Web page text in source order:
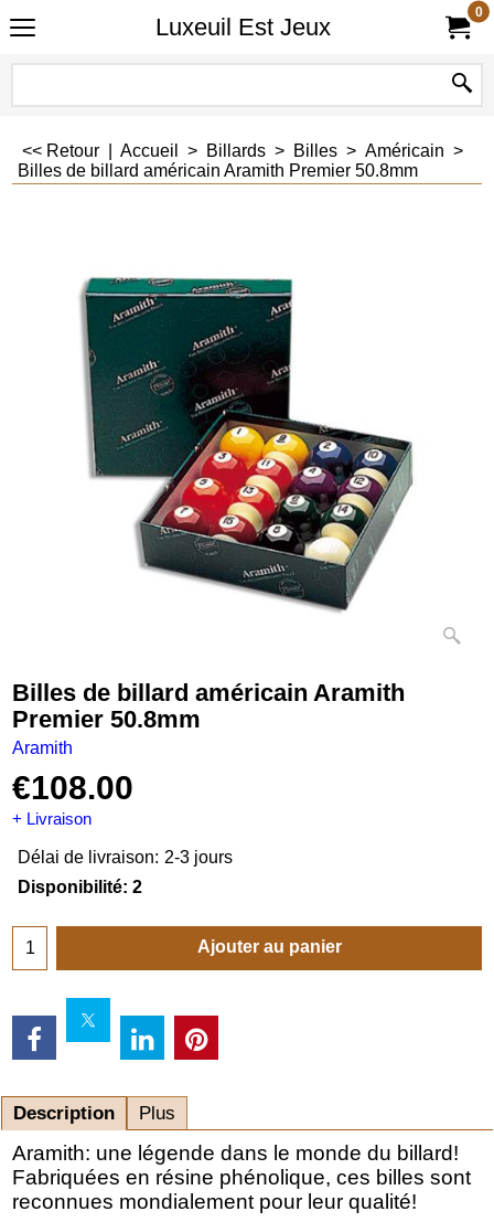
Luxeuil Est Jeux
0
<< Retour Accueil > Billards > Billes > Américain >
Billes de billard américain Aramith Premier 50.8mm
Billes de billard américain Aramith
Premier 50.8mm
Aramith
€108.00
+ Livraison
Délai de livraison: 2-3 jours
Disponibilité: 2
Ajouter au panier
Description Plus
Aramith: une légende dans le monde du billard!
Fabriquées en résine phénolique, ces billes sont
reconnues mondialement pour leur qualité!